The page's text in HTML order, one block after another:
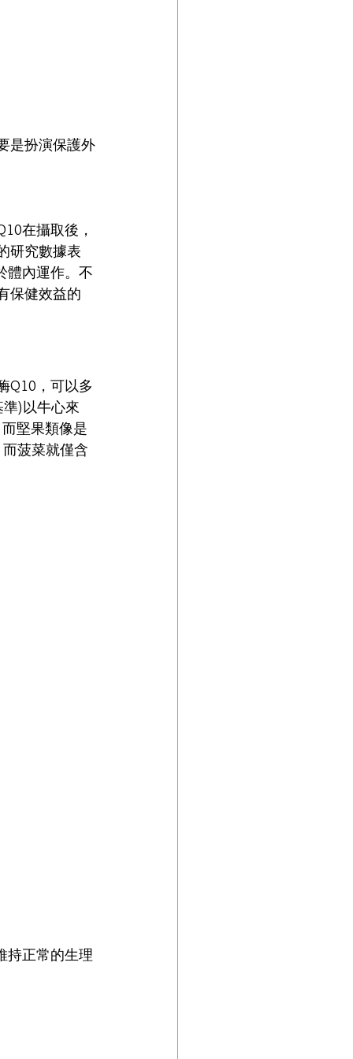
是扮演保護外
在攝取後，
研究數據表
體內運作。不
保健效益的
Q10，可以多
)以牛心來
堅果類像是
菠菜就僅含
持正常的生理